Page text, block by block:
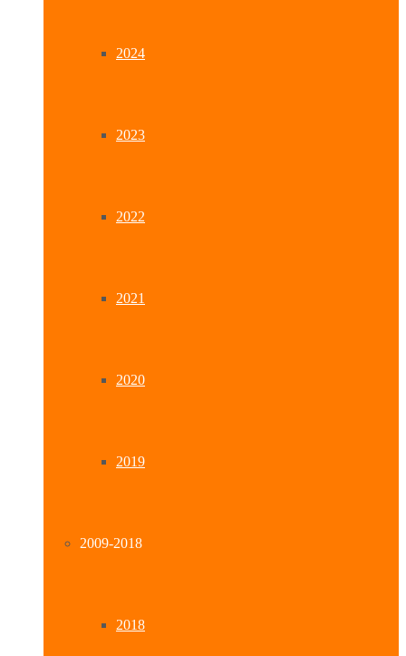
2024
2023
2022
2021
2020
2019
2009-2018
2018